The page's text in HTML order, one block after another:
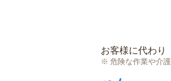
お客様に代わり
危険な作業や介